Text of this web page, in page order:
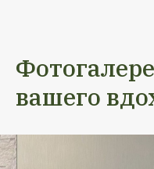
вашего